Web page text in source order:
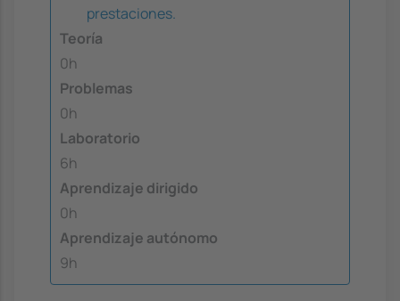
prestaciones.
Teoría
0h
Problemas
0h
Laboratorio
6h
Aprendizaje dirigido
0h
Aprendizaje autónomo
9h